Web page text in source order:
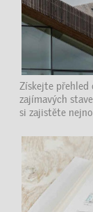
Získejte přehled
zajímavých
si zajistěte